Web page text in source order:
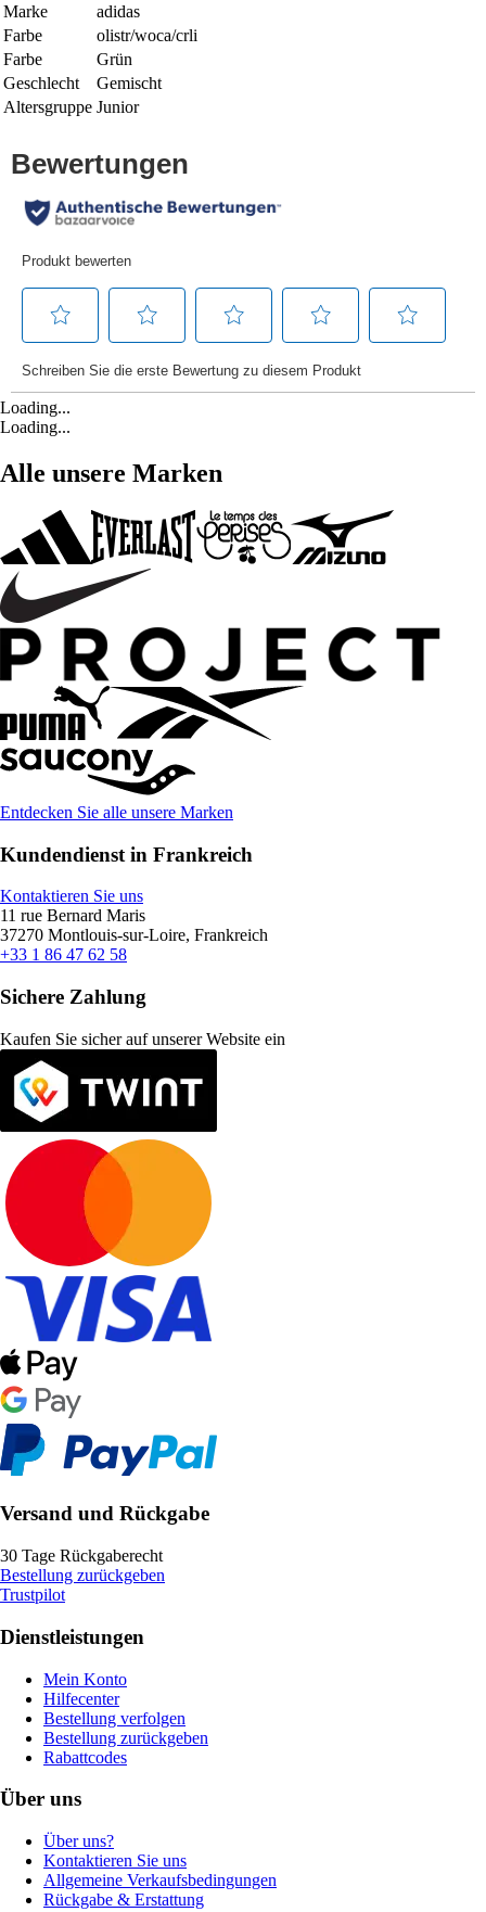
Marke
adidas
Farbe
olistr/woca/crli
Farbe
Grün
Geschlecht
Gemischt
Altersgruppe Junior
Loading...
Loading...
Alle unsere Marken
Entdecken Sie alle unsere Marken
Kundendienst in Frankreich
Kontaktieren Sie uns
11 rue Bernard Maris
37270 Montlouis-sur-Loire, Frankreich
+33 1 86 47 62 58
Sichere Zahlung
Kaufen Sie sicher auf unserer Website ein
Versand und Rückgabe
30 Tage Rückgaberecht
Bestellung zurückgeben
Trustpilot
Dienstleistungen
Mein Konto
Hilfecenter
Bestellung verfolgen
Bestellung zurückgeben
Rabattcodes
Über uns
Über uns?
Kontaktieren Sie uns
Allgemeine Verkaufsbedingungen
Rückgabe & Erstattung